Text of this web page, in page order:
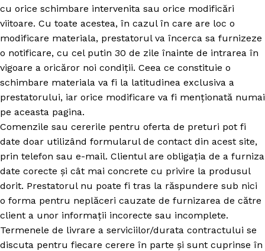
cu orice schimbare intervenita sau orice modificări
viitoare. Cu toate acestea, în cazul în care are loc o
modificare materiala, prestatorul va încerca sa furnizeze
o notificare, cu cel putin 30 de zile înainte de intrarea în
vigoare a oricăror noi condiții. Ceea ce constituie o
schimbare materiala va fi la latitudinea exclusiva a
prestatorului, iar orice modificare va fi menționată numai
pe aceasta pagina.
Comenzile sau cererile pentru oferta de preturi pot fi
date doar utilizând formularul de contact din acest site,
prin telefon sau e-mail. Clientul are obligația de a furniza
date corecte și cât mai concrete cu privire la produsul
dorit. Prestatorul nu poate fi tras la răspundere sub nici
o forma pentru neplăceri cauzate de furnizarea de către
client a unor informații incorecte sau incomplete.
Termenele de livrare a serviciilor/durata contractului se
discuta pentru fiecare cerere în parte și sunt cuprinse în